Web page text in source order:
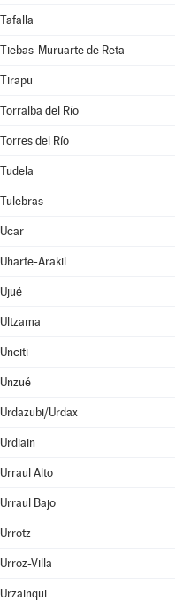
Tafalla
Tiebas-Muruarte de Reta
Tirapu
Torralba del Río
Torres del Río
Tudela
Tulebras
Ucar
Uharte-Arakil
Ujué
Ultzama
Unciti
Unzué
Urdazubi/Urdax
Urdiain
Urraul Alto
Urraul Bajo
Urrotz
Urroz-Villa
Urzainqui